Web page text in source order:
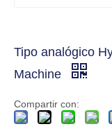
Tipo analógico
Machine
Compartir con: